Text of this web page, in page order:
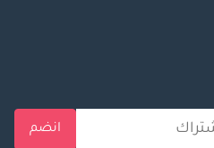
انضم